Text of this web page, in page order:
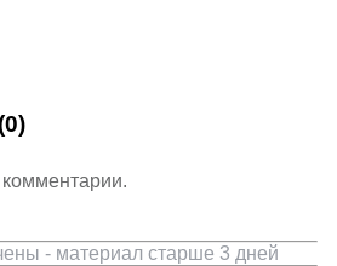
(0)
- материал старше 3 дней